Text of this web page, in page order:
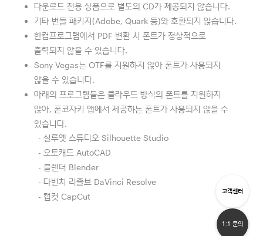
다운로드 전용 상품으로 별도의 CD가 제공되지 않습니다.
기타 번들 패키지(Adobe, Quark 등)와 호환되지 않습니다.
한컴프로그램에서 PDF 변환 시 폰트가 정상적으로
출력되지 않을 수 있습니다.
Sony Vegas는 OTF를 지원하지 않아 폰트가 사용되지
않을 수 있습니다.
아래의 프로그램들은 클라우드 방식의 폰트를 지원하지
않아, 폰코자키 앱에서 제공하는 폰트가 사용되지 않을 수
있습니다.
- 실루엣 스튜디오 Silhouette Studio
- 오토캐드 AutoCAD
- 블렌더 Blender
- 다빈치 리졸브 DaVinci Resolve
- 캡컷 CapCut
고객센터
1:1 문의